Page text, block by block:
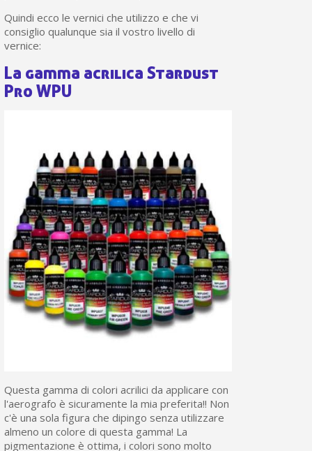
Quindi ecco le vernici che utilizzo e che vi
consiglio qualunque sia il vostro livello di
vernice:
La gamma acrilica Stardust
Pro WPU
Questa gamma di colori acrilici da applicare con
l'aerografo è sicuramente la mia preferita!! Non
c'è una sola figura che dipingo senza utilizzare
almeno un colore di questa gamma! La
pigmentazione è ottima, i colori sono molto